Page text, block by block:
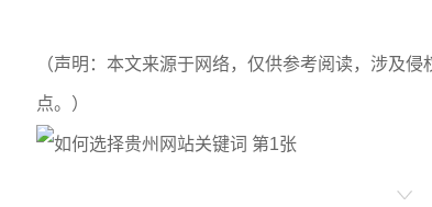
（声明：本文来源于网络，仅供参考阅读，涉及
点。）